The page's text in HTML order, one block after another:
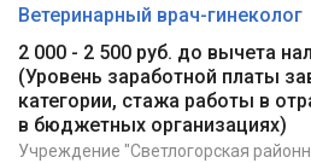
Ветеринарный врач-гинеколог
2 000 - 2 500 руб. до вычета
(Уровень заработной платы
категории, стажа работы в
в бюджетных организациях)
Учреждение "Светлогорская